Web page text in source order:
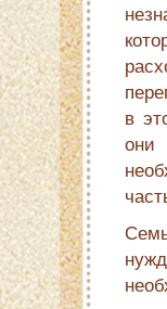
в
они